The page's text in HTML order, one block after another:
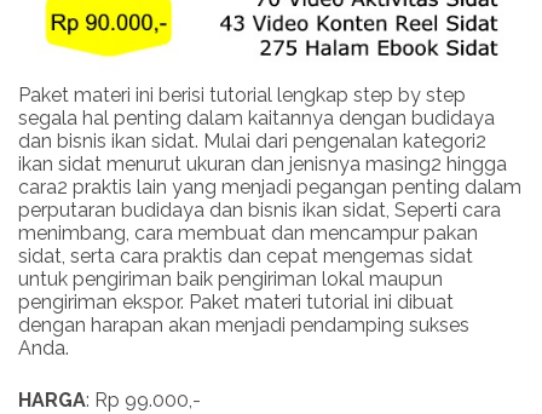
Paket materi ini berisi tutorial lengkap step by step
segala hal penting dalam kaitannya dengan budidaya
dan bisnis ikan sidat. Mulai dari pengenalan kategori2
ikan sidat menurut ukuran dan jenisnya masing2 hingga
cara2 praktis lain yang menjadi pegangan penting dalam
perputaran budidaya dan bisnis ikan sidat, Seperti cara
menimbang, cara membuat dan mencampur pakan
sidat, serta cara praktis dan cepat mengemas sidat
untuk pengiriman baik pengiriman lokal maupun
pengiriman ekspor. Paket materi tutorial ini dibuat
dengan harapan akan menjadi pendamping sukses
Anda.
HARGA: Rp 99.000,-